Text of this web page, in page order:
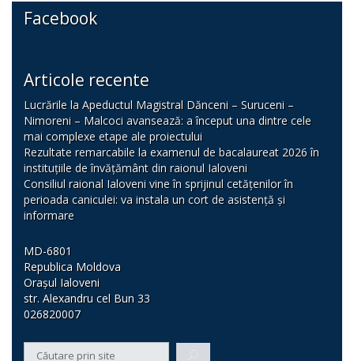
Facebook
Articole recente
Lucrările la Apeductul Magistral Dănceni – Suruceni –
Nimoreni – Malcoci avansează: a început una dintre cele
mai complexe etape ale proiectului
Rezultate remarcabile la examenul de bacalaureat 2026 în
instituțiile de învățământ din raionul Ialoveni
Consiliul raional Ialoveni vine în sprijinul cetățenilor în
perioada caniculei: va instala un cort de asistență și
informare
MD-6801
Republica Moldova
Orașul Ialoveni
str. Alexandru cel Bun 33
026820007